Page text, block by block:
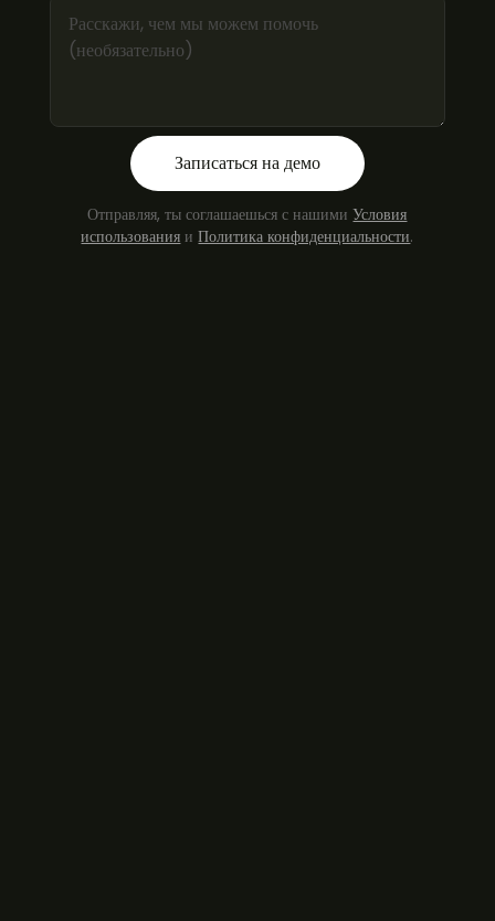
Записаться на демо
Отправляя, ты соглашаешься с нашими Условия
использования и Политика конфиденциальности.